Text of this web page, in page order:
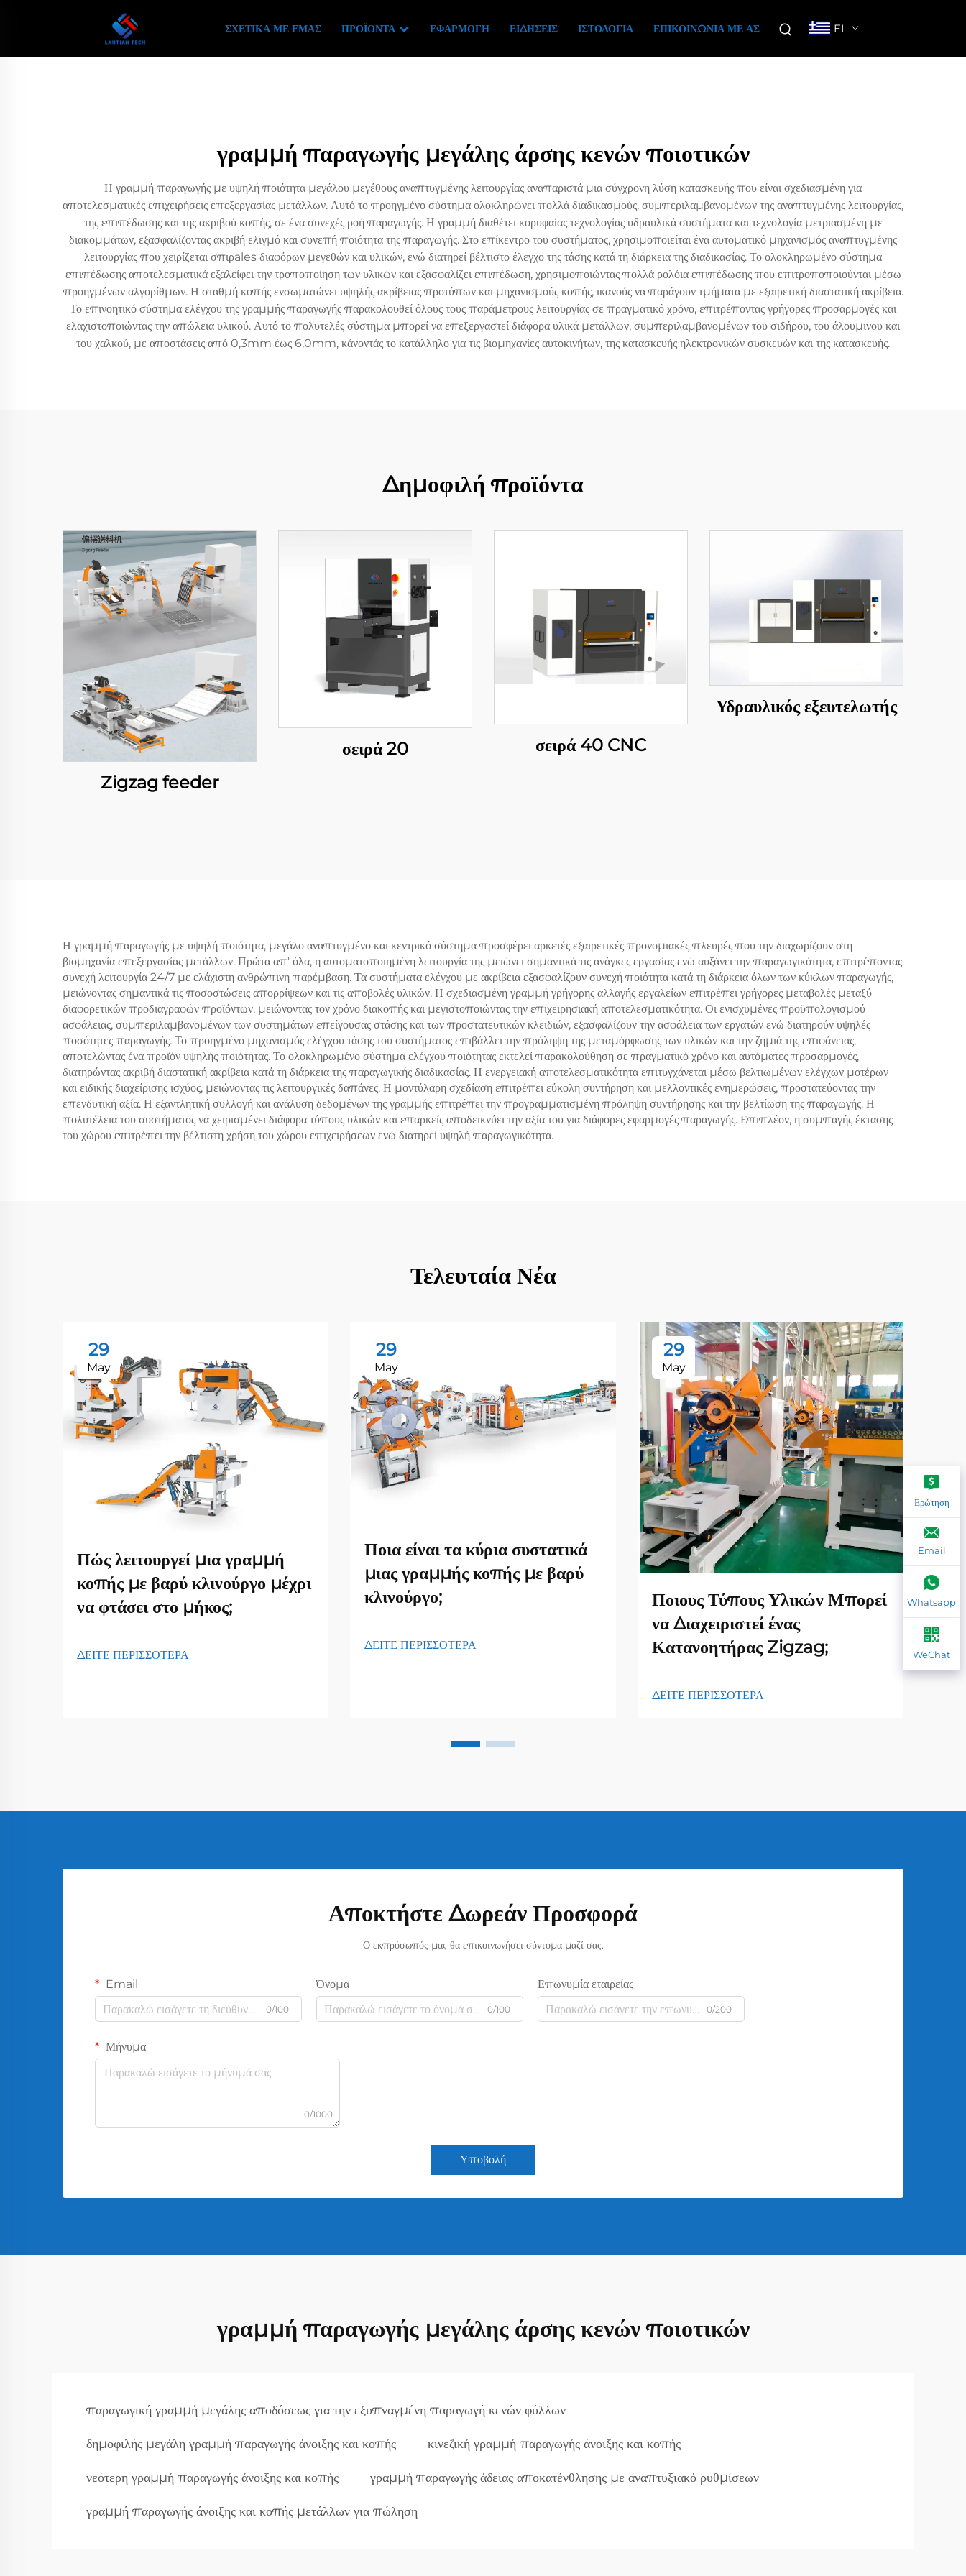
ΣΧΕΤΙΚΆ ΜΕ ΕΜΆΣ ΠΡΟΪΌΝΤΑ ΕΦΑΡΜΟΓΉ ΕΙΔΉΣΕΙΣ ΙΣΤΟΛΌΓΙΑ ΕΠΙΚΟΙΝΩΝΊΑ ΜΕ ΑΣ EL
γραμμή παραγωγής μεγάλης άρσης κενών ποιοτικών
Η γραμμή παραγωγής με υψηλή ποιότητα μεγάλου μεγέθους αναπτυγμένης λειτουργίας αναπαριστά μια σύγχρονη λύση κατασκευής που είναι σχεδιασμένη για
αποτελεσματικές επιχειρήσεις επεξεργασίας μετάλλων. Αυτό το προηγμένο σύστημα ολοκληρώνει πολλά διαδικασμούς, συμπεριλαμβανομένων της αναπτυγμένης λειτουργίας,
της επιπέδωσης και της ακριβού κοπής, σε ένα συνεχές ροή παραγωγής. Η γραμμή διαθέτει κορυφαίας τεχνολογίας υδραυλικά συστήματα και τεχνολογία μετριασμένη με
διακομμάτων, εξασφαλίζοντας ακριβή ελιγμό και συνεπή ποιότητα της παραγωγής. Στο επίκεντρο του συστήματος, χρησιμοποιείται ένα αυτοματικό μηχανισμός αναπτυγμένης
λειτουργίας που χειρίζεται σπιρales διαφόρων μεγεθών και υλικών, ενώ διατηρεί βέλτιστο έλεγχο της τάσης κατά τη διάρκεια της διαδικασίας. Το ολοκληρωμένο σύστημα
επιπέδωσης αποτελεσματικά εξαλείφει την τροποποίηση των υλικών και εξασφαλίζει επιπέδωση, χρησιμοποιώντας πολλά ρολόια επιπέδωσης που επιτροποποιούνται μέσω
προηγμένων αλγορίθμων. Η σταθμή κοπής ενσωματώνει υψηλής ακρίβειας προτύπων και μηχανισμούς κοπής, ικανούς να παράγουν τμήματα με εξαιρετική διαστατική ακρίβεια.
Το επινοητικό σύστημα ελέγχου της γραμμής παραγωγής παρακολουθεί όλους τους παράμετρους λειτουργίας σε πραγματικό χρόνο, επιτρέποντας γρήγορες προσαρμογές και
ελαχιστοποιώντας την απώλεια υλικού. Αυτό το πολυτελές σύστημα μπορεί να επεξεργαστεί διάφορα υλικά μετάλλων, συμπεριλαμβανομένων του σιδήρου, του άλουμινου και
του χαλκού, με αποστάσεις από 0,3mm έως 6,0mm, κάνοντάς το κατάλληλο για τις βιομηχανίες αυτοκινήτων, της κατασκευής ηλεκτρονικών συσκευών και της κατασκευής.
Δημοφιλή προϊόντα
Zigzag feeder
σειρά 20 σειρά 40 CNC
Υδραυλικός εξευτελωτής
Η γραμμή παραγωγής με υψηλή ποιότητα, μεγάλο αναπτυγμένο και κεντρικό σύστημα προσφέρει αρκετές εξαιρετικές προνομιακές πλευρές που την διαχωρίζουν στη
βιομηχανία επεξεργασίας μετάλλων. Πρώτα απ' όλα, η αυτοματοποιημένη λειτουργία της μειώνει σημαντικά τις ανάγκες εργασίας ενώ αυξάνει την παραγωγικότητα, επιτρέποντας
συνεχή λειτουργία 24/7 με ελάχιστη ανθρώπινη παρέμβαση. Τα συστήματα ελέγχου με ακρίβεια εξασφαλίζουν συνεχή ποιότητα κατά τη διάρκεια όλων των κύκλων παραγωγής,
μειώνοντας σημαντικά τις ποσοστώσεις απορρίψεων και τις αποβολές υλικών. Η σχεδιασμένη γραμμή γρήγορης αλλαγής εργαλείων επιτρέπει γρήγορες μεταβολές μεταξύ
διαφορετικών προδιαγραφών προϊόντων, μειώνοντας τον χρόνο διακοπής και μεγιστοποιώντας την επιχειρησιακή αποτελεσματικότητα. Οι ενισχυμένες προϋπολογισμού
ασφάλειας, συμπεριλαμβανομένων των συστημάτων επείγουσας στάσης και των προστατευτικών κλειδιών, εξασφαλίζουν την ασφάλεια των εργατών ενώ διατηρούν υψηλές
ποσότητες παραγωγής. Το προηγμένο μηχανισμός ελέγχου τάσης του συστήματος επιβάλλει την πρόληψη της μεταμόρφωσης των υλικών και την ζημιά της επιφάνειας,
αποτελώντας ένα προϊόν υψηλής ποιότητας. Το ολοκληρωμένο σύστημα ελέγχου ποιότητας εκτελεί παρακολούθηση σε πραγματικό χρόνο και αυτόματες προσαρμογές,
διατηρώντας ακριβή διαστατική ακρίβεια κατά τη διάρκεια της παραγωγικής διαδικασίας. Η ενεργειακή αποτελεσματικότητα επιτυγχάνεται μέσω βελτιωμένων ελέγχων μοτέρων
και ειδικής διαχείρισης ισχύος, μειώνοντας τις λειτουργικές δαπάνες. Η μοντύλαρη σχεδίαση επιτρέπει εύκολη συντήρηση και μελλοντικές ενημερώσεις, προστατεύοντας την
επενδυτική αξία. Η εξαντλητική συλλογή και ανάλυση δεδομένων της γραμμής επιτρέπει την προγραμματισμένη πρόληψη συντήρησης και την βελτίωση της παραγωγής. Η
πολυτέλεια του συστήματος να χειρισμένει διάφορα τύπους υλικών και επαρκείς αποδεικνύει την αξία του για διάφορες εφαρμογές παραγωγής. Επιπλέον, η συμπαγής έκτασης
του χώρου επιτρέπει την βέλτιστη χρήση του χώρου επιχειρήσεων ενώ διατηρεί υψηλή παραγωγικότητα.
Τελευταία Νέα
29
May
Πώς λειτουργεί μια γραμμή
κοπής με βαρύ κλινούργο μέχρι
να φτάσει στο μήκος;
ΔΕΙΤΕ ΠΕΡΙΣΣΟΤΕΡΑ
29
May
Ποια είναι τα κύρια συστατικά
μιας γραμμής κοπής με βαρύ
κλινούργο;
ΔΕΙΤΕ ΠΕΡΙΣΣΟΤΕΡΑ
29
May
Ποιους Τύπους Υλικών Μπορεί
να Διαχειριστεί ένας
Κατανοητήρας Zigzag;
ΔΕΙΤΕ ΠΕΡΙΣΣΟΤΕΡΑ
Αποκτήστε Δωρεάν Προσφορά
Ο εκπρόσωπός μας θα επικοινωνήσει σύντομα μαζί σας.
Email
0/100
Όνομα
0/100
Επωνυμία εταιρείας
0/200
Μήνυμα
0/1000
Υποβολή
γραμμή παραγωγής μεγάλης άρσης κενών ποιοτικών
παραγωγική γραμμή μεγάλης αποδόσεως για την εξυπναγμένη παραγωγή κενών φύλλων
δημοφιλής μεγάλη γραμμή παραγωγής άνοιξης και κοπής κινεζική γραμμή παραγωγής άνοιξης και κοπής
νεότερη γραμμή παραγωγής άνοιξης και κοπής γραμμή παραγωγής άδειας αποκατένθλησης με αναπτυξιακό ρυθμίσεων
γραμμή παραγωγής άνοιξης και κοπής μετάλλων για πώληση
Ερώτηση
Email
Whatsapp
WeChat